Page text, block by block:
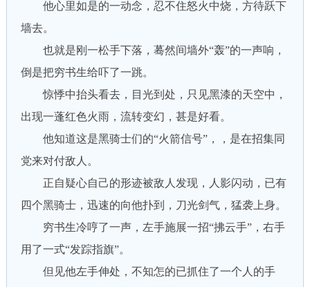
他心里如是的一动念，忍不住怒火中烧，方待跃下
墙去。
也就是刚一松手下落，蓦然间墙外“轰”的一声响，
倒是把穷书生给吓了一跳。
惊悸中抬头看去，目光到处，只见黑漆的天空中，
出现一蓬红色火雨，流转变幻，甚是好看。
他知道这是黑骑士们的“火箭信号”，，是在招集同
党来对付敌人。
正自疑心自己的形迹被敌人发现，人影闪动，已有
四个黑骑士，迅速的向他扑到，刀光剑气，猛袭上身。
穷书生冷哼了一声，左手施展一招“拂云手”，右手
用了一式“发踪指旗”。
但见他左手伸处，不知怎的已抓住了一个人的手